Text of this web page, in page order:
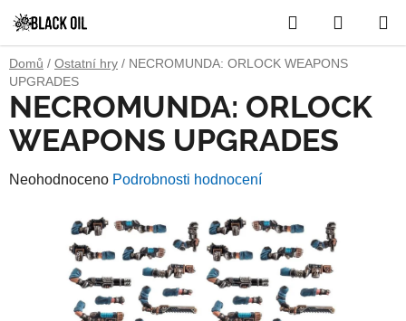
na
obsah
Hledat
KOŠÍK
Domů / Ostatní hry / NECROMUNDA: ORLOCK WEAPONS
UPGRADES
NECROMUNDA: ORLOCK
WEAPONS UPGRADES
Průměrné
Neohodnoceno Podrobnosti hodnocení